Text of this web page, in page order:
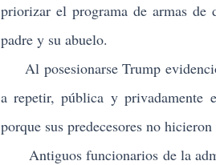
priorizar el programa de armas
padre y su abuelo.
Al posesionarse Trump
a repetir, pública y privadamente
porque sus predecesores no
Antiguos funcionarios de la